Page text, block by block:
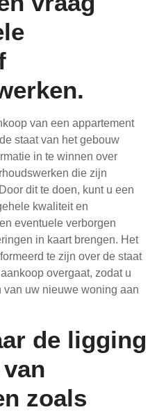
van een appartement
staat van het gebouw
in te winnen over
die zijn
dit te doen, kunt u een
kwaliteit en
eventuele verborgen
in kaart brengen. Het
te zijn over de staat
overgaat, zodat u
van uw nieuwe woning aan
de ligging
zoals